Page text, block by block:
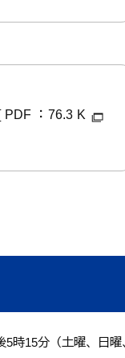
PDF ：76.3 K
時15分（土曜、日曜